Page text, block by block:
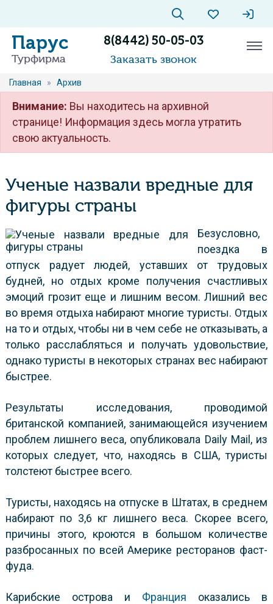
Парус
Турфирма
8(8442) 50-05-03
Заказать звонок
Главная » Архив
Внимание: Вы находитесь на архивной
странице! Информация здесь могла утратить
свою актуальность.
Ученые назвали вредные для
фигуры страны
Безусловно,
поездка в
отпуск радует людей, уставших от трудовых
будней, но отдых кроме получения счастливых
эмоций грозит еще и лишним весом. Лишний вес
во время отдыха набирают многие туристы. Отдых
на то и отдых, чтобы ни в чем себе не отказывать, а
только расслабляться и получать удовольствие,
однако туристы в некоторых странах вес набирают
быстрее.
Результаты исследования, проводимой
британской компанией, занимающейся изучением
проблем лишнего веса, опубликовала Daily Mail, из
которых следует, что, находясь в США, туристы
толстеют быстрее всего.
Туристы, находясь на отпуске в Штатах, в среднем
набирают по 3,6 кг лишнего веса. Скорее всего,
причины этого, кроются в большом количестве
разбросанных по всей Америке ресторанов фаст-
фуда.
Карибские острова и Франция оказались в